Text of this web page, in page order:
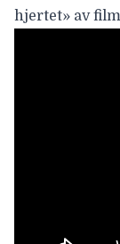
hjertet» av